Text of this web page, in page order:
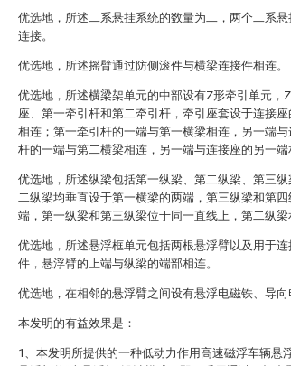
优选地，所述二系悬挂系统的数量为二，两个二系
连接。
优选地，所述摇臂通过防侧滚件与横梁连接件相连。
优选地，所述横梁架单元的中部设有Z形牵引单元，
座、第一牵引杆和第二牵引杆，牵引座套设于连接
相连；第一牵引杆的一端与第一横梁相连，另一端与
杆的一端与第二横梁相连，另一端与连接座的另一端
优选地，所述纵梁包括第一纵梁、第二纵梁、第三
二纵梁均垂直设于第一横梁的两端，第三纵梁和第
端，第一纵梁和第三纵梁位于同一直线上，第二纵梁
优选地，所述悬浮框单元包括两根悬浮臂以及用于
件，悬浮臂的上端与纵梁的端部相连。
优选地，在相邻的悬浮臂之间设有悬浮电磁铁、导向
本发明的有益效果是：
1、本发明所提供的一种低动力作用高速磁浮车辆悬